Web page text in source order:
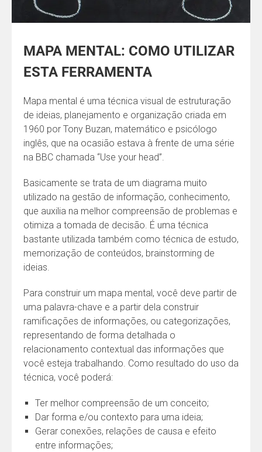
MAPA MENTAL: COMO UTILIZAR
ESTA FERRAMENTA
Mapa mental é uma técnica visual de estruturação
de ideias, planejamento e organização criada em
1960 por Tony Buzan, matemático e psicólogo
inglês, que na ocasião estava à frente de uma série
na BBC chamada “Use your head”.
Basicamente se trata de um diagrama muito
utilizado na gestão de informação, conhecimento,
que auxilia na melhor compreensão de problemas e
otimiza a tomada de decisão. É uma técnica
bastante utilizada também como técnica de estudo,
memorização de conteúdos, brainstorming de
ideias.
Para construir um mapa mental, você deve partir de
uma palavra-chave e a partir dela construir
ramificações de informações, ou categorizações,
representando de forma detalhada o
relacionamento contextual das informações que
você esteja trabalhando. Como resultado do uso da
técnica, você poderá:
Ter melhor compreensão de um conceito;
Dar forma e/ou contexto para uma ideia;
Gerar conexões, relações de causa e efeito
entre informações;